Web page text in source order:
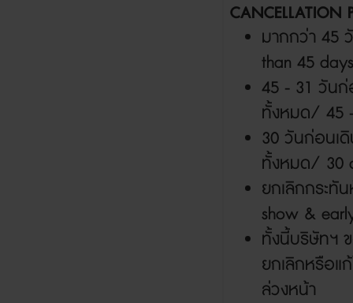
CANCELLATION
มากกว่า 45
than 45
45 - 31 วันก่
ทั้งหมด/ 45
30 วันก่อนเ
ทั้งหมด/ 30
ยกเลิกกระทั
show &
ทั้งนี้บริษัทฯ
ยกเลิกหรือแ
ล่วงหน้า